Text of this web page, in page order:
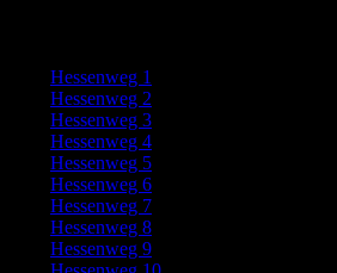
Hessenweg 1
Hessenweg 2
Hessenweg 3
Hessenweg 4
Hessenweg 5
Hessenweg 6
Hessenweg 7
Hessenweg 8
Hessenweg 9